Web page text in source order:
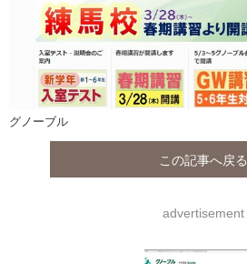
グノーブル
この記事へ戻る
advertisement